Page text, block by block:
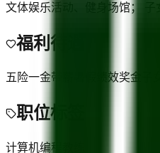
文体娱乐活动、健身场馆； 子
福利待遇
五险一金带薪暑假 绩效奖金 子
职位标签
计算机编程教练